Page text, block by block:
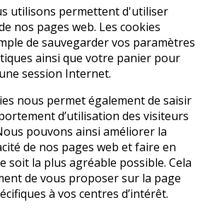
utilisons permettent d'utiliser
nos pages web. Les cookies
de sauvegarder vos paramètres
ainsi que votre panier pour
session Internet.
nous permet également de saisir
d’utilisation des visiteurs
pouvons ainsi améliorer la
de nos pages web et faire en
soit la plus agréable possible. Cela
de vous proposer sur la page
à vos centres d’intérêt.